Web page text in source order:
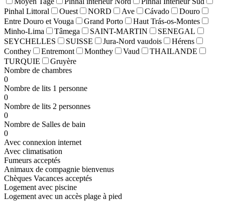
Pinhal Littoral
Ouest NORD Ave Cávado
Douro
Entre Douro et Vouga
Grand Porto
Haut Trás-os-Montes
Minho-Lima
Tâmega SAINT-MARTIN
SENEGAL
SEYCHELLES
SUISSE Jura-Nord vaudois
Hérens
Conthey
Entremont Monthey Vaud
THAILANDE
TURQUIE
Gruyère
Nombre de chambres
0
Nombre de lits 1 personne
0
Nombre de lits 2 personnes
0
Nombre de Salles de bain
0
Avec connexion internet
Avec climatisation
Fumeurs acceptés
Animaux de compagnie bienvenus
Chèques Vacances acceptés
Logement avec piscine
Logement avec un accès plage à pied